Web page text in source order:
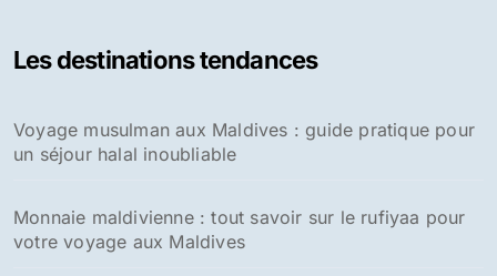
r
e
r
Les destinations tendances
Voyage musulman aux Maldives : guide pratique pour
un séjour halal inoubliable
Monnaie maldivienne : tout savoir sur le rufiyaa pour
votre voyage aux Maldives